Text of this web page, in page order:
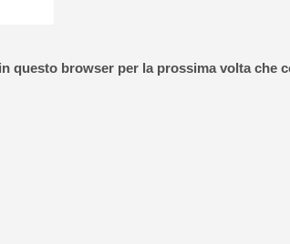
questo browser per la prossima volta che